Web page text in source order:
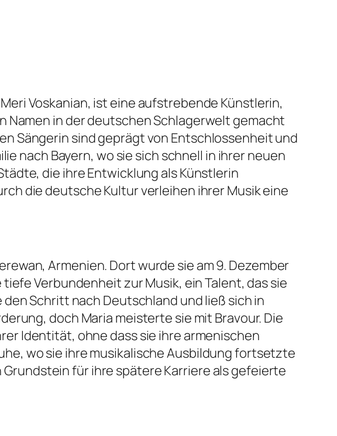
Voskanian, ist eine aufstrebende Künstlerin,
Namen in der deutschen Schlagerwelt gemacht
Sängerin sind geprägt von Entschlossenheit und
nach Bayern, wo sie sich schnell in ihrer neuen
die ihre Entwicklung als Künstlerin
die deutsche Kultur verleihen ihrer Musik eine
Armenien. Dort wurde sie am 9. Dezember
Verbundenheit zur Musik, ein Talent, das sie
Schritt nach Deutschland und ließ sich in
doch Maria meisterte sie mit Bravour. Die
Identität, ohne dass sie ihre armenischen
wo sie ihre musikalische Ausbildung fortsetzte
für ihre spätere Karriere als gefeierte